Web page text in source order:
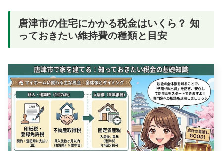
唐津市の住宅にかかる税金はいくら？ 知
っておきたい維持費の種類と目安